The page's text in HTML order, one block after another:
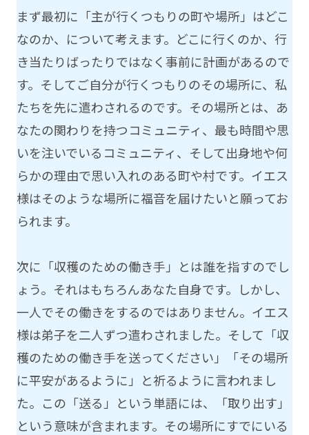
まず最初に「主が行くつもりの町や場所」はどこ
なのか、について考えます。どこに行くのか、行
き当たりばったりではなく事前に計画があるので
す。そしてご自分が行くつもりのその場所に、私
たちを先に遣わされるのです。その場所とは、あ
なたの関わりを持つコミュニティ、最も時間や思
いを注いでいるコミュニティ、そして出身地や何
らかの理由で思い入れのある町や村です。イエス
様はそのような場所に福音を届けたいと願ってお
られます。
次に「収穫のための働き手」とは誰を指すのでし
ょう。それはもちろんあなた自身です。しかし、
一人でその働きをするのではありません。イエス
様は弟子を二人ずつ遣わされました。そして「収
穫のための働き手を送ってください」「その場所
に平安があるように」と祈るように言われまし
た。この「送る」という単語には、「取り出す」
という意味が含まれます。その場所にすでにいる